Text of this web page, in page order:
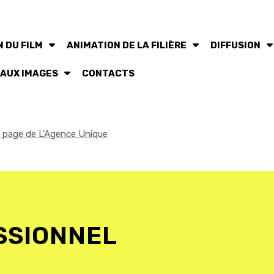
DU FILM ANIMATION DE LA FILIÈRE DIFFUSION
IMAGES CONTACTS
de L'Agence Unique